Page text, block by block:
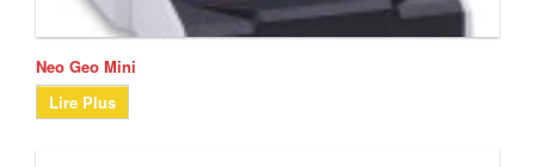
Neo Geo Mini
Lire Plus